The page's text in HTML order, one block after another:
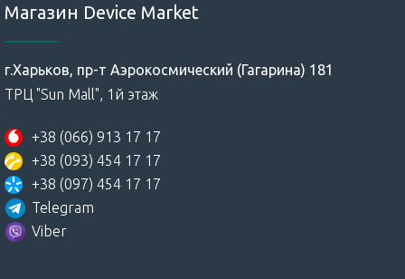
Магазин Device Market
г.Харьков, пр-т Аэрокосмический (Гагарина) 181
ТРЦ "Sun Mall", 1й этаж
+38 (066) 913 17 17
+38 (093) 454 17 17
+38 (097) 454 17 17
Telegram
Viber